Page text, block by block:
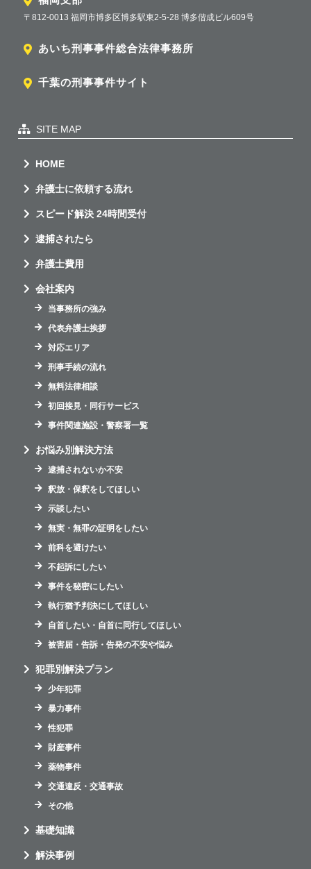
〒812-0013 福岡市博多区博多駅東2-5-28 博多偕成ビル609号
あいち刑事事件総合法律事務所
千葉の刑事事件サイト
SITE MAP
HOME
弁護士に依頼する流れ
スピード解決 24時間受付
逮捕されたら
弁護士費用
会社案内
当事務所の強み
代表弁護士挨拶
対応エリア
刑事手続の流れ
無料法律相談
初回接見・同行サービス
事件関連施設・警察署一覧
お悩み別解決方法
逮捕されないか不安
釈放・保釈をしてほしい
示談したい
無実・無罪の証明をしたい
前科を避けたい
不起訴にしたい
事件を秘密にしたい
執行猶予判決にしてほしい
自首したい・自首に同行してほしい
被害届・告訴・告発の不安や悩み
犯罪別解決プラン
少年犯罪
暴力事件
性犯罪
財産事件
薬物事件
交通違反・交通事故
その他
基礎知識
解決事例